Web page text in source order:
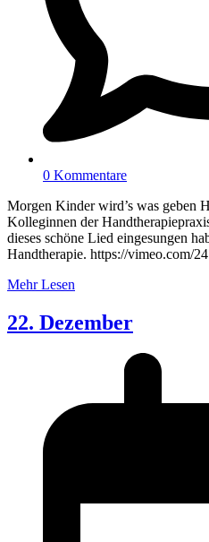
0 Kommentare
Morgen Kinder wird’s was geben
Kolleginnen der
dieses schöne Lied eingesungen
Handtherapie. https://vimeo.com/
Mehr Lesen
22. Dezember